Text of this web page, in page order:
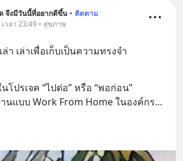
จึงมีวันนี้ที่อยากดีขึ้น • ติดตาม
วลา 23:49 • สุขภาพ
ล่า เล่าเพื่อเก็บเป็นความทรงจำ
โปรเจค “ไปต่อ” หรือ “พอก่อน”
นแบบ Work From Home ในองค์กร